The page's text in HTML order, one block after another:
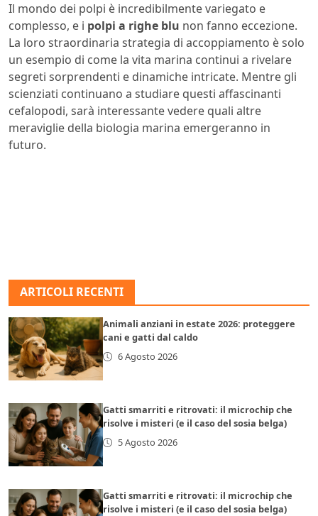
Il mondo dei polpi è incredibilmente variegato e
complesso, e i polpi a righe blu non fanno eccezione.
La loro straordinaria strategia di accoppiamento è solo
un esempio di come la vita marina continui a rivelare
segreti sorprendenti e dinamiche intricate. Mentre gli
scienziati continuano a studiare questi affascinanti
cefalopodi, sarà interessante vedere quali altre
meraviglie della biologia marina emergeranno in
futuro.
ARTICOLI RECENTI
Animali anziani in estate 2026: proteggere
cani e gatti dal caldo
6 Agosto 2026
Gatti smarriti e ritrovati: il microchip che
risolve i misteri (e il caso del sosia belga)
5 Agosto 2026
Gatti smarriti e ritrovati: il microchip che
risolve i misteri (e il caso del sosia belga)